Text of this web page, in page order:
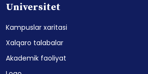
Universitet
Kampuslar xaritasi
Xalqaro talabalar
Akademik faoliyat